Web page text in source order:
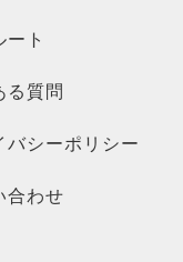
ート
る質問
バシーポリシー
合わせ